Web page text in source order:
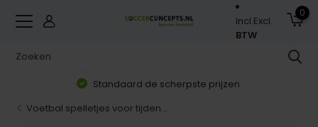
Incl.Excl.
BTW
0
Standaard de scherpste prijzen
Voetbal spelletjes voor tijden...